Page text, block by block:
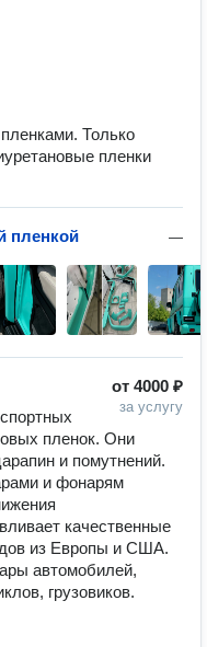
Только
пленки
—
пленкой
от 4000 ₽
за услугу
пленок. Они
и помутнений.
и фонарям
качественные
из Европы и США.
автомобилей,
грузовиков.